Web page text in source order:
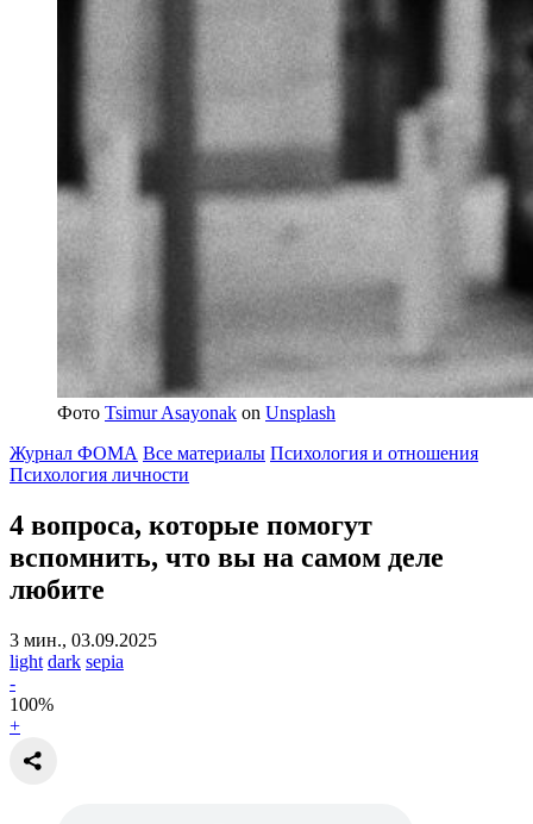
Фото Tsimur Asayonak on Unsplash
Журнал ФОМА Все материалы Психология и отношения
Психология личности
4 вопроса, которые помогут
вспомнить, что вы на самом деле
любите
3 мин., 03.09.2025
light dark sepia
-
100%
+